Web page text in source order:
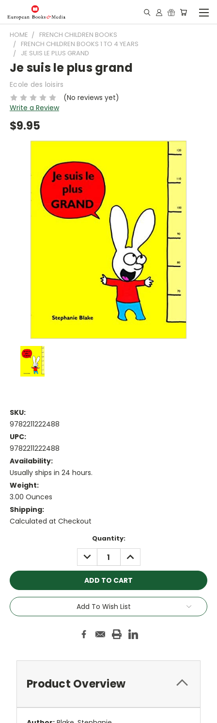
HOME
FRENCH CHILDREN BOOKS
FRENCH CHILDREN BOOKS 1 TO 4 YEARS
JE SUIS LE PLUS GRAND
Je suis le plus grand
Ecole des loisirs
(No reviews yet)
Write a Review
$9.95
SKU:
9782211222488
UPC:
9782211222488
Availability:
Usually ships in 24 hours.
Weight:
3.00 Ounces
Shipping:
Calculated at Checkout
Quantity:
DECREASE
QUANTITY:
INCREASE
QUANTITY:
Add To Wish List
Product Overview